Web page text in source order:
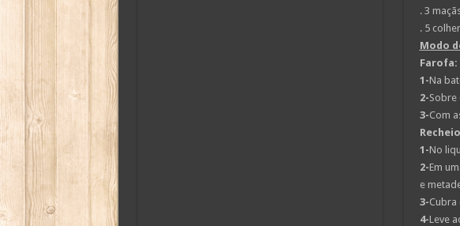
. 3
. 5
Modo
Farofa:
1-Na
2-Sobre
3-Com
1-No
2-Em
e
3-
4-Leve